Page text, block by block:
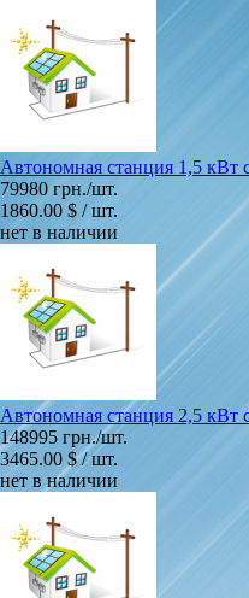
Автономная станция 1,5 кВт
79980 грн./шт.
1860.00 $ / шт.
нет в наличии
Автономная станция 2,5 кВт
148995 грн./шт.
3465.00 $ / шт.
нет в наличии